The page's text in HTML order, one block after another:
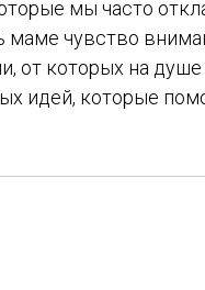
мы часто
маме чувство
от которых на душе
идей, которые